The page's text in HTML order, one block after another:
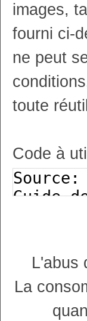
images,
fourni ci-
ne peut
toute
Code à
L'abus
La